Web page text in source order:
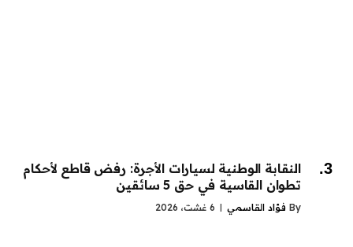
النقابة الوطنية لسيارات الأجرة: رفض قاطع لأحكام
تطوان القاسية في حق 5 سائقين
By فؤاد القاسمي 6 غشت، 2026